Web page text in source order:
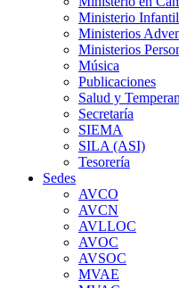
Ministerio
Ministerios
Ministerios
Música
Publicaciones
Salud y
Secretaría
SIEMA
SILA (ASI)
Tesorería
Sedes
AVCO
AVCN
AVLLOC
AVOC
AVSOC
MVAE